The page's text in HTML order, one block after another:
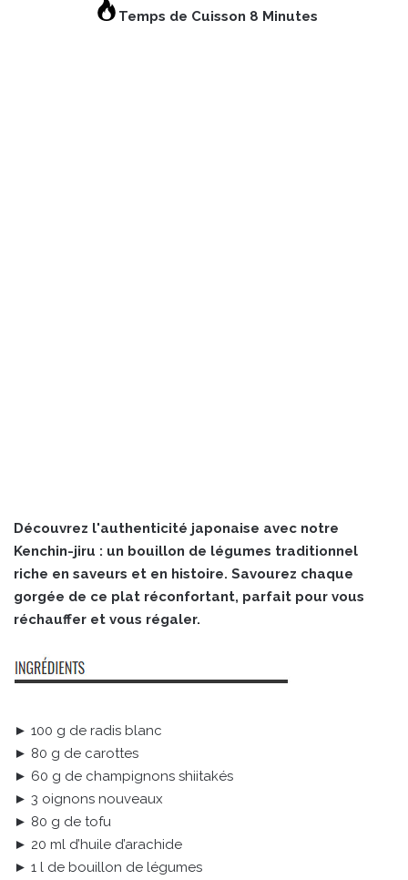
Temps de Cuisson 8 Minutes
Découvrez l'authenticité japonaise avec notre
Kenchin-jiru : un bouillon de légumes traditionnel
riche en saveurs et en histoire. Savourez chaque
gorgée de ce plat réconfortant, parfait pour vous
réchauffer et vous régaler.
► 100 g de radis blanc
► 80 g de carottes
► 60 g de champignons shiitakés
► 3 oignons nouveaux
► 80 g de tofu
► 20 ml d’huile d’arachide
► 1 l de bouillon de légumes